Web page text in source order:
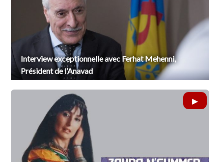
Interview exceptionnelle avec Ferhat Mehenni,
Président de l’Anavad